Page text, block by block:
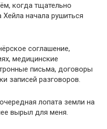
когда тщательно
начала рушиться
соглашение,
медицинские
письма, договоры
записей разговоров.
лопата земли на
вырыл для меня.